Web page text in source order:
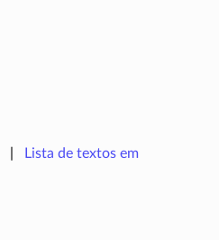
Lista de textos em